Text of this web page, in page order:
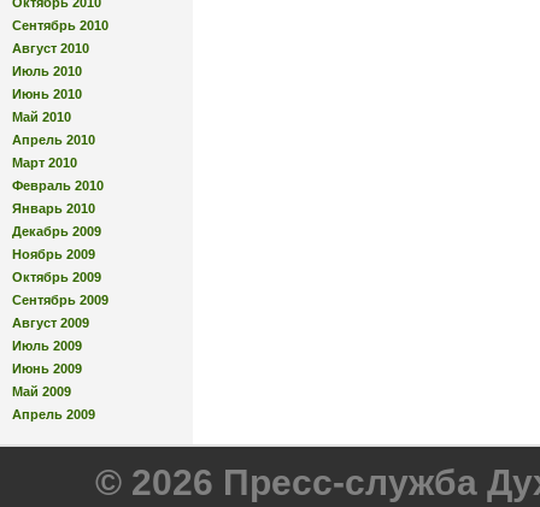
Сентябрь 2010
Август 2010
Июль 2010
Июнь 2010
Май 2010
Апрель 2010
Март 2010
Февраль 2010
Январь 2010
Декабрь 2009
Ноябрь 2009
Октябрь 2009
Сентябрь 2009
Август 2009
Июль 2009
Июнь 2009
Май 2009
Апрель 2009
© 2026 Пресс-служба